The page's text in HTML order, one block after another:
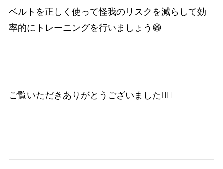
ベルトを正しく使って怪我のリスクを減らして効
率的にトレーニングを行いましょう😁
ご覧いただきありがとうございました🙇‍♂️